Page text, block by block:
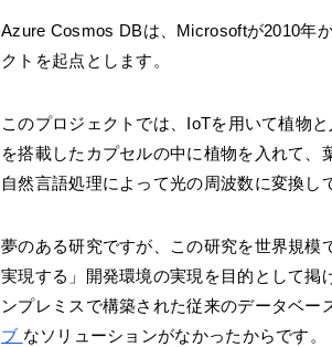
Azure Cosmos DBは、Microsoftが2010年
クトを起点とします。
このプロジェクトでは、IoTを用いて植物
を搭載したカプセルの中に植物を入れて
自然言語処理によって光の周波数に変換
夢のある研究ですが、この研究を世界規
実現する」開発環境の実現を目的として
ンプレミスで構築された従来のデータベ
ブ なソリューションがなかったからです。